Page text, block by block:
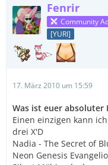
Fenrir
Community
[YURI]
17. März 2010 um 15:59
Was ist euer absoluter
Einen einzigen kann
drei X'D
Nadia - The Secret of
Neon Genesis